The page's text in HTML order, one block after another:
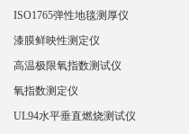
ISO1765弹性地毯测厚仪
漆膜鲜映性测定仪
高温极限氧指数测试仪
氧指数测定仪
UL94水平垂直燃烧测试仪